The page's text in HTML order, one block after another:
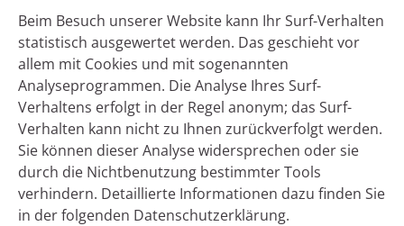
Beim Besuch unserer Website kann Ihr Surf-Verhalten
statistisch ausgewertet werden. Das geschieht vor
allem mit Cookies und mit sogenannten
Analyseprogrammen. Die Analyse Ihres Surf-
Verhaltens erfolgt in der Regel anonym; das Surf-
Verhalten kann nicht zu Ihnen zurückverfolgt werden.
Sie können dieser Analyse widersprechen oder sie
durch die Nichtbenutzung bestimmter Tools
verhindern. Detaillierte Informationen dazu finden Sie
in der folgenden Datenschutzerklärung.